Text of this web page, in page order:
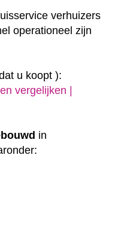
verhuizers
operationeel zijn
u koopt ):
vergelijken |
in